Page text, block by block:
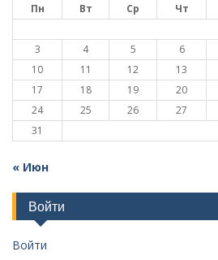
Пн Вт Ср Чт
3
4 5 6
10
11 12 13
17
18 19 20
24
25 26 27
31
« Июн
Войти
Войти